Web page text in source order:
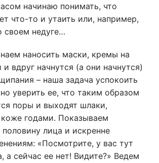
начинаю понимать, что
что-то и утаить или, например,
своем недуге…
наносить маски, кремы на
вдруг начнутся (а они начнутся)
– наша задача успокоить
уверить ее, что таким образом
поры и выходят шлаки,
годами. Показываем
лица и искренне
«Посмотрите, у вас тут
сейчас ее нет! Видите?» Ведем